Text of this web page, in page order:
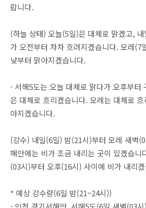
랍니다.
(하늘 상태) 오늘(5일)은 대체로 맑겠고,
가 오전부터 차차 흐려지겠습니다. 모레(7
낮부터 맑아지겠습니다.
- 서해5도는 오늘 대체로 맑다가 오후부터
은 대체로 흐리겠습니다. 모레는 대체로
아지겠습니다.
(강수) 내일(6일) 밤(21시)부터 모레 새벽
해안에는 비가 조금 내리는 곳이 있겠습니
(03시)부터 오후(16시) 사이에 비가 내리
* 예상 강수량(6일 밤(21~24시))